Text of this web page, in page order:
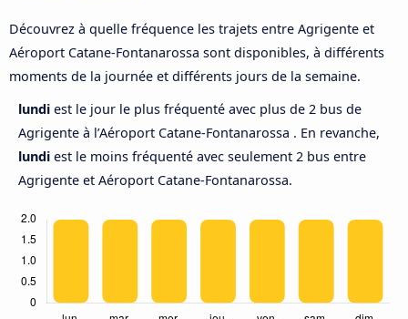
Découvrez à quelle fréquence les trajets entre Agrigente et
Aéroport Catane-Fontanarossa sont disponibles, à différents
moments de la journée et différents jours de la semaine.
lundi est le jour le plus fréquenté avec plus de 2 bus de
Agrigente à l’Aéroport Catane-Fontanarossa . En revanche,
lundi est le moins fréquenté avec seulement 2 bus entre
Agrigente et Aéroport Catane-Fontanarossa.